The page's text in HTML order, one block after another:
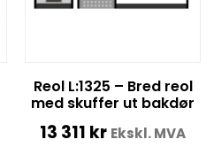
Reol L:1325 – Bred reol
med skuffer ut bakdør
13 311 kr Ekskl. MVA